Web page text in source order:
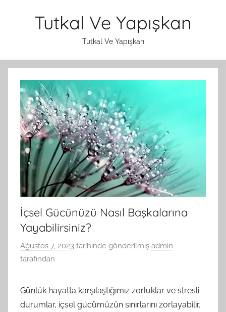
Tutkal Ve Yapışkan
Tutkal Ve Yapışkan
İçsel Gücünüzü Nasıl Başkalarına
Yayabilirsiniz?
Ağustos 7, 2023 tarihinde gönderilmiş admin
tarafından
Günlük hayatta karşılaştığımız zorluklar ve stresli
durumlar, içsel gücümüzün sınırlarını zorlayabilir.